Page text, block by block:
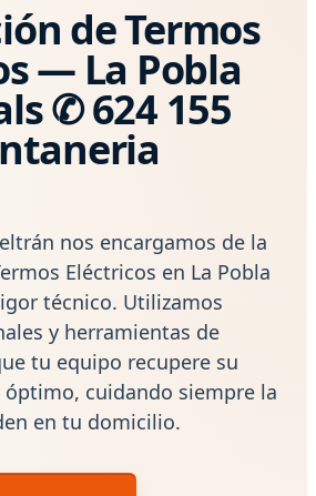
de Termos
— La Pobla
✆ 624 155
nos encargamos de la
Eléctricos en La Pobla
técnico. Utilizamos
y herramientas de
tu equipo recupere su
cuidando siempre la
en tu domicilio.